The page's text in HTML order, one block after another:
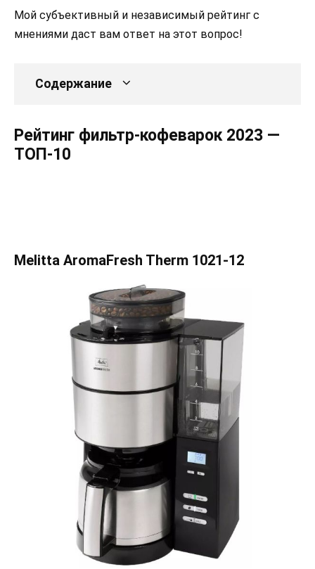
Мой субъективный и независимый рейтинг с
мнениями даст вам ответ на этот вопрос!
Содержание
Рейтинг фильтр-кофеварок 2023 —
ТОП-10
Melitta AromaFresh Therm 1021-12